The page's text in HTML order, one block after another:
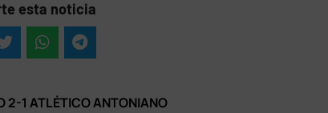
esta noticia
2-1 ATLÉTICO ANTONIANO